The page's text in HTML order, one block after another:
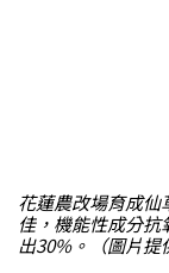
花蓮農改場育成
佳，機能性成分
出30%。（圖片